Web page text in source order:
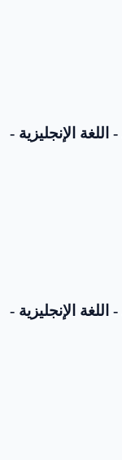
- اللغة الإنجليزية -
- اللغة الإنجليزية -